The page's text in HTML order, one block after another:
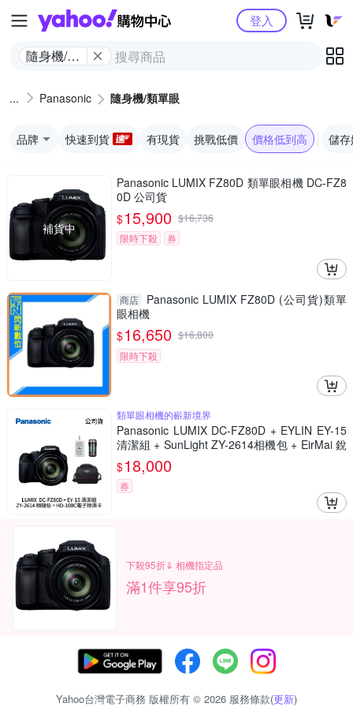
Yahoo購物中心
隨身機/類
登入
Panasonic 隨身機/類單眼
品牌 快速到貨 有現貨 挑戰低價 價格低到高 儲
補貨中
Panasonic LUMIX FZ80D 類單眼相機 DC-FZ8
0D 公司貨
$15,900 $16,736
限時下殺
券
商店
Panasonic LUMIX FZ80D (公司貨)類單
眼相機
$16,650 $16,800
限時下殺
類單眼相機的嶄新境界
Panasonic LUMIX DC-FZ80D + EYLIN EY-15
清潔組 + SunLight ZY-2614相機包 + EirMai 銳
瑪 HD-100C電子除濕卡 FZ80D (公司貨)
$18,000
券
下殺95折⇓ 相機指定品
滿1件享95折
Yahoo台灣電子商務 版權所有 © 2026 服務條款(更新)